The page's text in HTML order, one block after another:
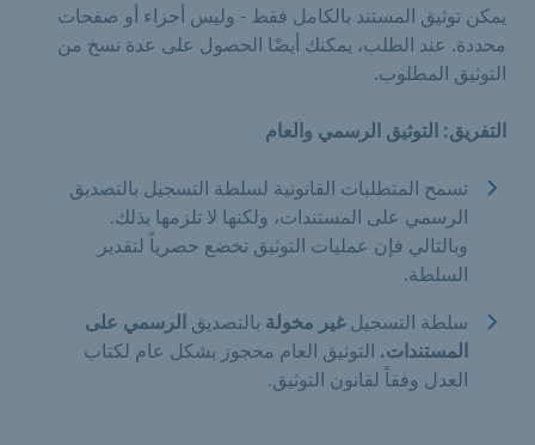
يمكن توثيق المستند بالكامل فقط - وليس أجزاء أو صفحات
محددة. عند الطلب، يمكنك أيضًا الحصول على عدة نسخ من
التوثيق المطلوب.
التفريق: التوثيق الرسمي والعام
تسمح المتطلبات القانونية لسلطة التسجيل بالتصديق
الرسمي على المستندات، ولكنها لا تلزمها بذلك.
وبالتالي فإن عمليات التوثيق تخضع حصرياً لتقدير
السلطة.
سلطة التسجيلغير مخولة بالتصديق الرسمي على
المستندات. التوثيق العام محجوز بشكل عام لكتاب
العدل وفقاً لقانون التوثيق.